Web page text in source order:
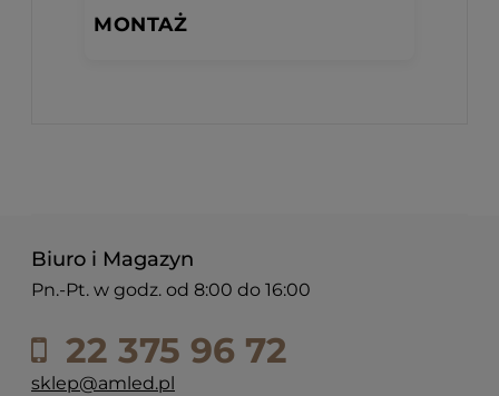
MONTAŻ
Biuro i Magazyn
Pn.-Pt. w godz. od 8:00 do 16:00
22 375 96 72
sklep@amled.pl